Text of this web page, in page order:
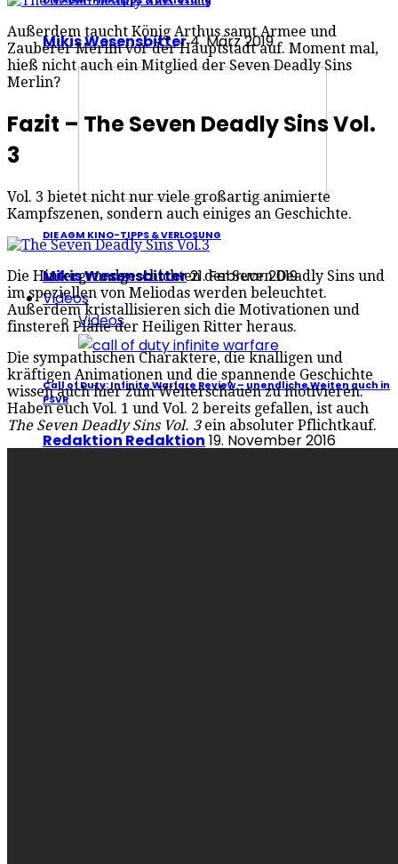
Mikis Wesensbitter 4. März 2019
DIE AGM KINO-TIPPS & VERLOSUNG
Mikis Wesensbitter21. Februar 2019
Videos
Videos
Call of Duty: Infinite Warfare Review – unendliche Weiten auch in
PSVR
Redaktion Redaktion 19. November 2016
Außerdem taucht König Arthus samt Armee und
Zauberer Merlin vor der Hauptstadt auf. Moment mal,
hieß nicht auch ein Mitglied der Seven Deadly Sins
Merlin?
Fazit – The Seven Deadly Sins Vol.
3
Vol. 3 bietet nicht nur viele großartig animierte
Kampfszenen, sondern auch einiges an Geschichte.
Die Hintergrundgeschichten der Seven Deadly Sins und
im speziellen von Meliodas werden beleuchtet.
Außerdem kristallisieren sich die Motivationen und
finsteren Pläne der Heiligen Ritter heraus.
Die sympathischen Charaktere, die knalligen und
kräftigen Animationen und die spannende Geschichte
wissen auch hier zum Weiterschauen zu motivieren.
Haben euch Vol. 1 und Vol. 2 bereits gefallen, ist auch
The Seven Deadly Sins Vol. 3ein absoluter Pflichtkauf.